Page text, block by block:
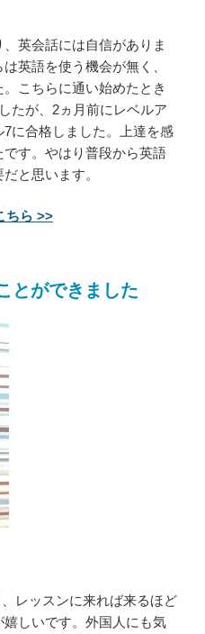
英会話には自信がありま
英語を使う機会が無く、
こちらに通い始めたとき
たが、2ヵ月前にレベルア
に合格しました。上達を感
す。やはり普段から英語
と思います。
ちら >>
とができました
レッスンに来れば来るほど
しいです。外国人にも気